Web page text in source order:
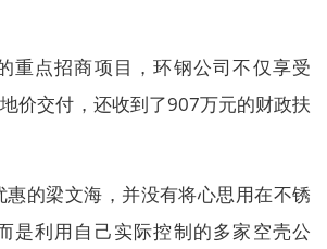
重点招商项目，环钢公司不仅享受
价交付，还收到了907万元的财政扶
的梁文海，并没有将心思用在不锈
是利用自己实际控制的多家空壳公